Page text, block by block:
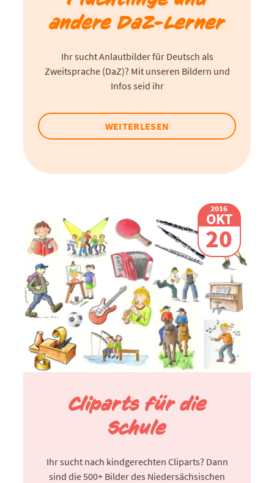
andere DaZ-Lerner
Ihr sucht Anlautbilder für Deutsch als
Zweitsprache (DaZ)? Mit unseren Bildern und
Infos seid ihr
WEITERLESEN
2016
OKT
20
Cliparts für die
Schule
Ihr sucht nach kindgerechten Cliparts? Dann
sind die 500+ Bilder des Niedersächsischen